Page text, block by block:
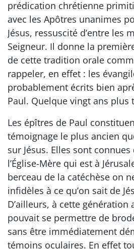
prédication chrétienne
avec les Apôtres unanimes
Jésus, ressuscité d’entre les
Seigneur. Il donne la
de cette tradition orale
rappeler, en effet : les
probablement écrits bien
Paul. Quelque vingt ans plus
Les épîtres de Paul
témoignage le plus ancien
sur Jésus. Elles sont
l’Église-Mère qui est à
berceau de la catéchèse on
infidèles à ce qu’on sait de
D’ailleurs, à cette
pouvait se permettre de
sans être immédiatement
témoins oculaires. En effet